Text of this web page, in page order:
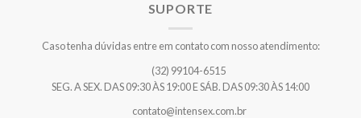
SUPORTE
Caso tenha dúvidas entre em contato com nosso atendimento:
(32) 99104-6515
SEG. A SEX. DAS 09:30 ÀS 19:00 E SÁB. DAS 09:30 ÀS 14:00
contato@intensex.com.br